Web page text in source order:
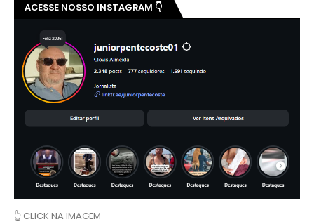
ACESSE NOSSO INSTAGRAM 👇
👆 CLICK NA IMAGEM